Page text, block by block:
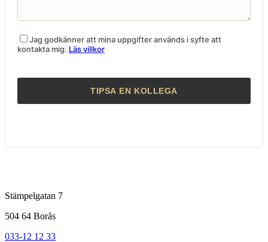
Jag godkänner att mina uppgifter används i syfte att
kontakta mig. Läs villkor
Stämpelgatan 7
504 64 Borås
033-12 12 33